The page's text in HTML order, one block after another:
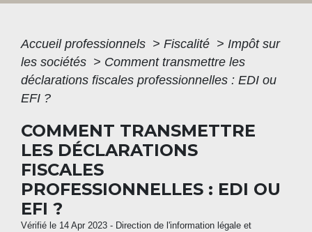
Accueil professionnels > Fiscalité > Impôt sur
les sociétés > Comment transmettre les
déclarations fiscales professionnelles : EDI ou
EFI ?
COMMENT TRANSMETTRE
LES DÉCLARATIONS
FISCALES
PROFESSIONNELLES : EDI OU
EFI ?
Vérifié le 14 Apr 2023 - Direction de l'information légale et